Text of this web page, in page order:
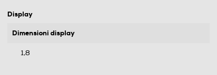
Display
Dimensioni display
1,8